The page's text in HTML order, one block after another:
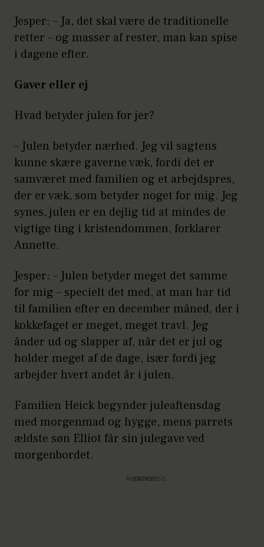
Jesper: – Ja, det skal være de traditionelle
retter – og masser af rester, man kan spise
i dagene efter.
Gaver eller ej
Hvad betyder julen for jer?
– Julen betyder nærhed. Jeg vil sagtens
kunne skære gaverne væk, fordi det er
samværet med familien og et arbejdspres,
der er væk, som betyder noget for mig. Jeg
synes, julen er en dejlig tid at mindes de
vigtige ting i kristendommen, forklarer
Annette.
Jesper: – Julen betyder meget det samme
for mig – specielt det med, at man har tid
til familien efter en december måned, der i
kokkefaget er meget, meget travl. Jeg
ånder ud og slapper af, når det er jul og
holder meget af de dage, især fordi jeg
arbejder hvert andet år i julen.
Familien Heick begynder juleaftensdag
med morgenmad og hygge, mens parrets
ældste søn Elliot får sin julegave ved
morgenbordet.
Annonce